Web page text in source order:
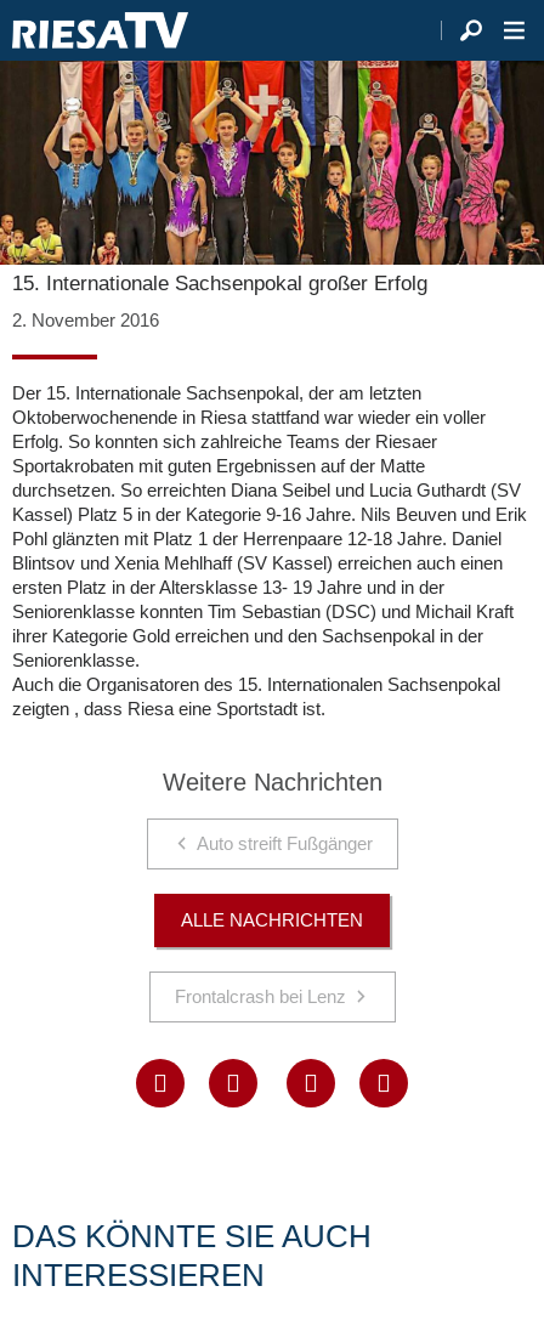
15. Internationale Sachsenpokal großer Erfolg
2. November 2016
Der 15. Internationale Sachsenpokal, der am letzten
Oktoberwochenende in Riesa stattfand war wieder ein voller
Erfolg. So konnten sich zahlreiche Teams der Riesaer
Sportakrobaten mit guten Ergebnissen auf der Matte
durchsetzen. So erreichten Diana Seibel und Lucia Guthardt (SV
Kassel) Platz 5 in der Kategorie 9-16 Jahre. Nils Beuven und Erik
Pohl glänzten mit Platz 1 der Herrenpaare 12-18 Jahre. Daniel
Blintsov und Xenia Mehlhaff (SV Kassel) erreichen auch einen
ersten Platz in der Altersklasse 13- 19 Jahre und in der
Seniorenklasse konnten Tim Sebastian (DSC) und Michail Kraft
ihrer Kategorie Gold erreichen und den Sachsenpokal in der
Seniorenklasse.
Auch die Organisatoren des 15. Internationalen Sachsenpokal
zeigten , dass Riesa eine Sportstadt ist.
Weitere Nachrichten
Auto streift Fußgänger
ALLE NACHRICHTEN
Frontalcrash bei Lenz
DAS KÖNNTE SIE AUCH
INTERESSIEREN